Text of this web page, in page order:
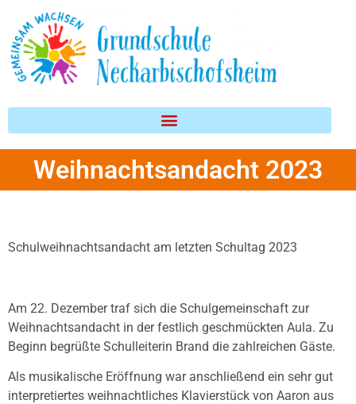
springen
Weihnachtsandacht 2023
Schulweihnachtsandacht am letzten Schultag 2023
Am 22. Dezember traf sich die Schulgemeinschaft zur
Weihnachtsandacht in der festlich geschmückten Aula. Zu
Beginn begrüßte Schulleiterin Brand die zahlreichen Gäste.
Als musikalische Eröffnung war anschließend ein sehr gut
interpretiertes weihnachtliches Klavierstück von Aaron aus